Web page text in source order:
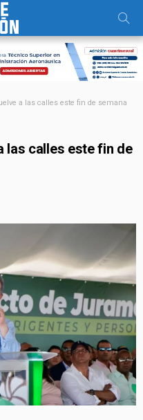
a las calles este fin de semana
las calles este fin de